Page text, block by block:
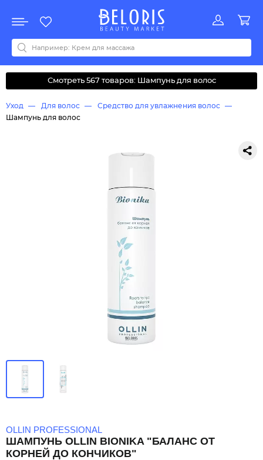
Акции
Все бренды
0-9ABCDEFGHIJKLMNOPQRSTUVWYZАБВДЗИМОКЛНПРСТУФ
Смотреть 567 товаров: Шампунь для волос
Уход Для волос
Средство для увлажнения волос
Шампунь для волос
OLLIN PROFESSIONAL
ШАМПУНЬ OLLIN BIONIKA "БАЛАНС ОТ
КОРНЕЙ ДО КОНЧИКОВ"